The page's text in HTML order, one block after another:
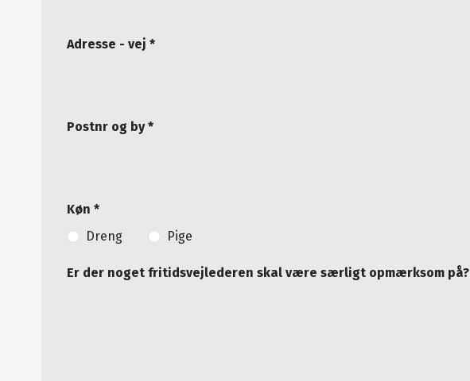
Adresse - vej *
Postnr og by *
Køn *
Dreng
Pige
Er der noget fritidsvejlederen skal være særligt opmærksom på?